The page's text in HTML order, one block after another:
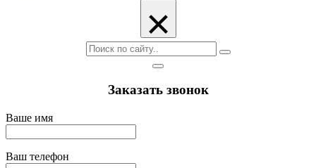
×
Заказать звонок
Ваше имя
Ваш телефон